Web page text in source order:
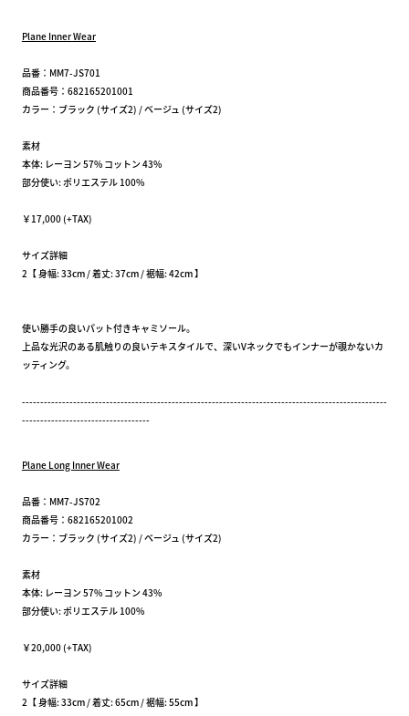
Plane Inner Wear
品番：MM7-JS701
商品番号：682165201001
カラー：ブラック (サイズ2) / ベージュ (サイズ2)
素材
本体: レーヨン 57% コットン 43%
部分使い: ポリエステル 100%
￥17,000 (+TAX)
サイズ詳細
2【 身幅: 33cm / 着丈: 37cm / 裾幅: 42cm 】
使い勝手の良いパット付きキャミソール。
上品な光沢のある肌触りの良いテキスタイルで、深いVネックでもインナーが覗かないカ
ッティング。
----------------------------------------------------------------------------------------------------
-----------------------------------
Plane Long Inner Wear
品番：MM7-JS702
商品番号：682165201002
カラー：ブラック (サイズ2) / ベージュ (サイズ2)
素材
本体: レーヨン 57% コットン 43%
部分使い: ポリエステル 100%
￥20,000 (+TAX)
サイズ詳細
2【 身幅: 33cm / 着丈: 65cm / 裾幅: 55cm 】